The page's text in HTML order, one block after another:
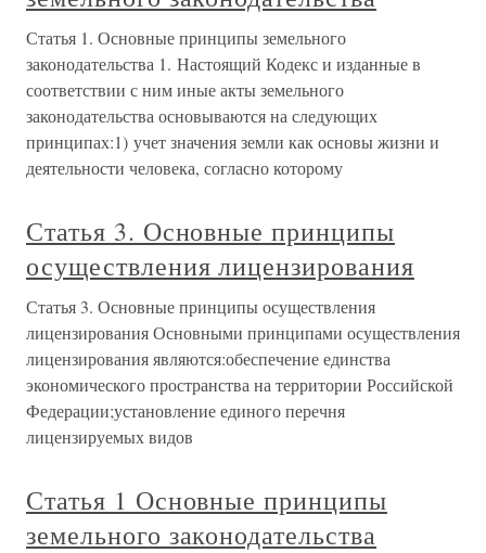
Статья 1. Основные принципы земельного
законодательства 1. Настоящий Кодекс и изданные в
соответствии с ним иные акты земельного
законодательства основываются на следующих
принципах:1) учет значения земли как основы жизни и
деятельности человека, согласно которому
Статья 3. Основные принципы
осуществления лицензирования
Статья 3. Основные принципы осуществления
лицензирования Основными принципами осуществления
лицензирования являются:обеспечение единства
экономического пространства на территории Российской
Федерации;установление единого перечня
лицензируемых видов
Статья 1 Основные принципы
земельного законодательства